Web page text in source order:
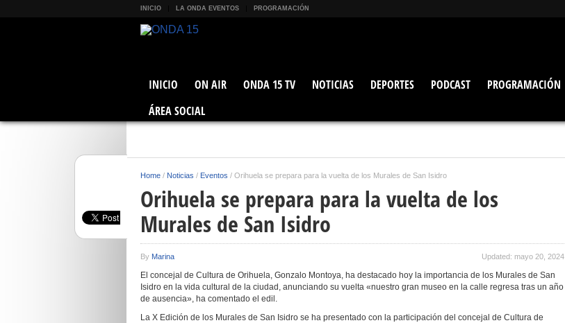
INICIO LA ONDA EVENTOS PROGRAMACIÓN
INICIO ON AIR ONDA 15 TV NOTICIAS DEPORTES PODCAST PROGRAMACIÓN
ÁREA SOCIAL
Home / Noticias / Eventos / Orihuela se prepara para la vuelta de los Murales de San Isidro
Orihuela se prepara para la vuelta de los
Murales de San Isidro
By Marina Updated: mayo 20, 2024
El concejal de Cultura de Orihuela, Gonzalo Montoya, ha destacado hoy la importancia de los Murales de San
Isidro en la vida cultural de la ciudad, anunciando su vuelta «nuestro gran museo en la calle regresa tras un año
de ausencia», ha comentado el edil.
La X Edición de los Murales de San Isidro se ha presentado con la participación del concejal de Cultura de